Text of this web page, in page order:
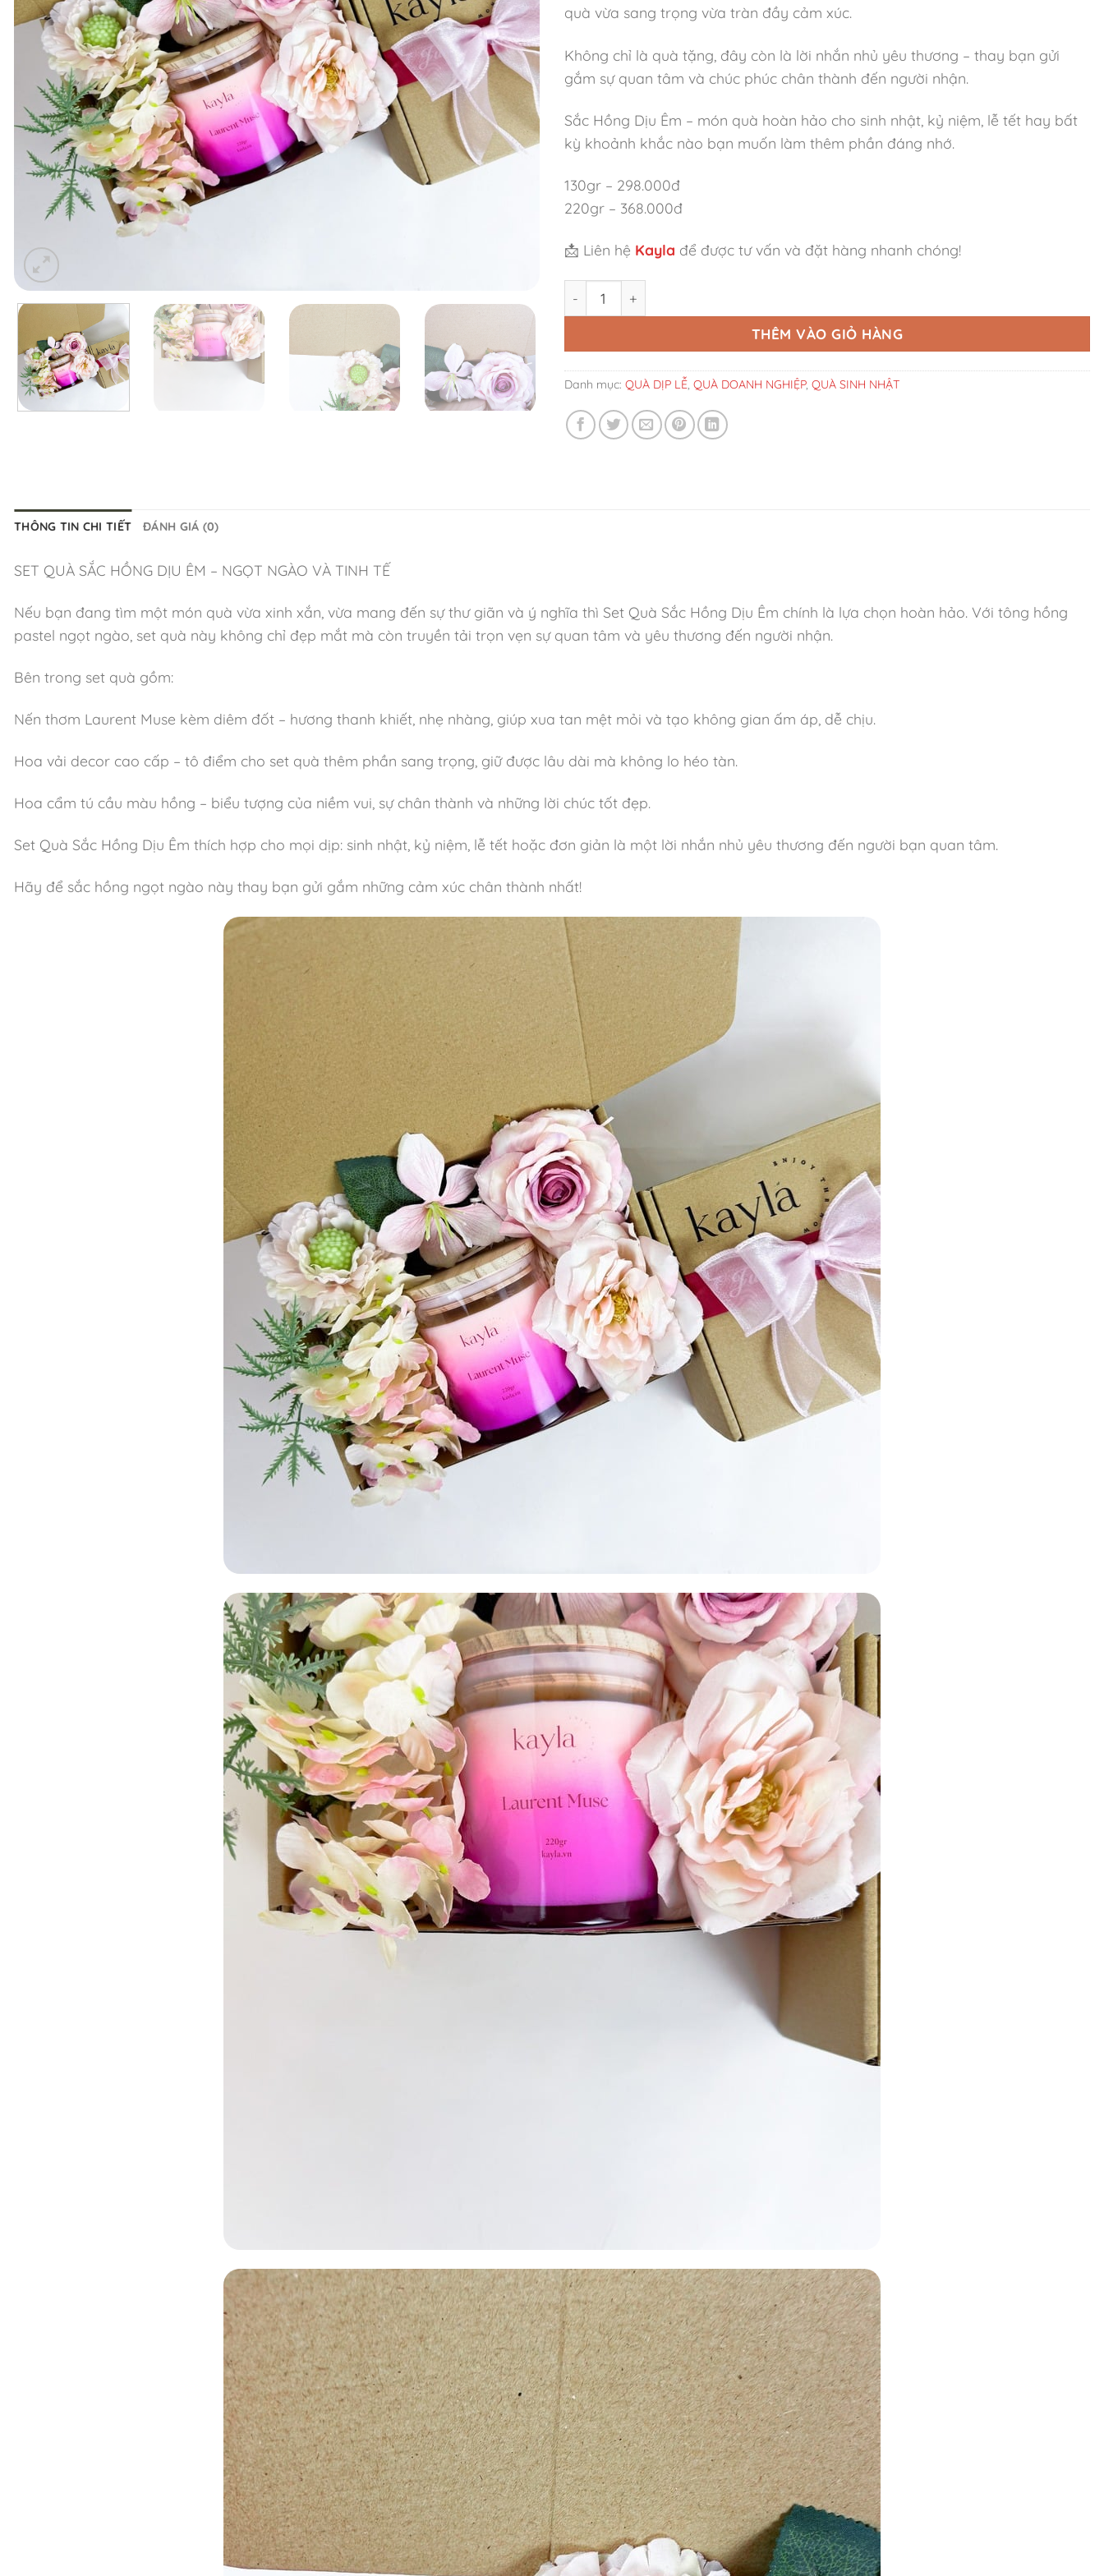
quà vừa sang trọng vừa tràn đầy cảm xúc.
Không chỉ là quà tặng, đây còn là lời nhắn nhủ yêu thương – thay bạn gửi
gắm sự quan tâm và chúc phúc chân thành đến người nhận.
Sắc Hồng Dịu Êm – món quà hoàn hảo cho sinh nhật, kỷ niệm, lễ tết hay bất
kỳ khoảnh khắc nào bạn muốn làm thêm phần đáng nhớ.
130gr – 298.000đ
220gr – 368.000đ
📩 Liên hệ Kayla để được tư vấn và đặt hàng nhanh chóng!
THÊM VÀO GIỎ HÀNG
Danh mục: QUÀ DỊP LỄ, QUÀ DOANH NGHIỆP, QUÀ SINH NHẬT
THÔNG TIN CHI TIẾT ĐÁNH GIÁ (0)
SET QUÀ SẮC HỒNG DỊU ÊM – NGỌT NGÀO VÀ TINH TẾ
Nếu bạn đang tìm một món quà vừa xinh xắn, vừa mang đến sự thư giãn và ý nghĩa thì Set Quà Sắc Hồng Dịu Êm chính là lựa chọn hoàn hảo. Với tông hồng
pastel ngọt ngào, set quà này không chỉ đẹp mắt mà còn truyền tải trọn vẹn sự quan tâm và yêu thương đến người nhận.
Bên trong set quà gồm:
Nến thơm Laurent Muse kèm diêm đốt – hương thanh khiết, nhẹ nhàng, giúp xua tan mệt mỏi và tạo không gian ấm áp, dễ chịu.
Hoa vải decor cao cấp – tô điểm cho set quà thêm phần sang trọng, giữ được lâu dài mà không lo héo tàn.
Hoa cẩm tú cầu màu hồng – biểu tượng của niềm vui, sự chân thành và những lời chúc tốt đẹp.
Set Quà Sắc Hồng Dịu Êm thích hợp cho mọi dịp: sinh nhật, kỷ niệm, lễ tết hoặc đơn giản là một lời nhắn nhủ yêu thương đến người bạn quan tâm.
Hãy để sắc hồng ngọt ngào này thay bạn gửi gắm những cảm xúc chân thành nhất!